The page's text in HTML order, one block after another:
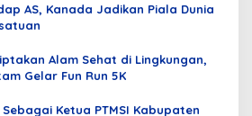
AS, Kanada Jadikan Piala Dunia
Alam Sehat di Lingkungan,
Gelar Fun Run 5K
Ketua PTMSI Kabupaten